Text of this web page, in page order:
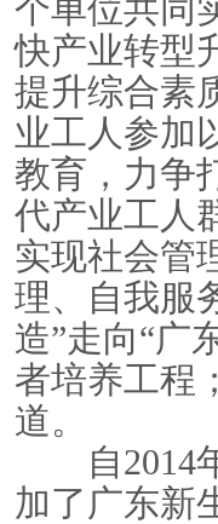
个单位共同
快产业转型
提升综合素
业工人参加
教育，力争
代产业工人
实现社会管
理、自我服
造”走向“广
者培养工程
道。
自2014
加了广东新